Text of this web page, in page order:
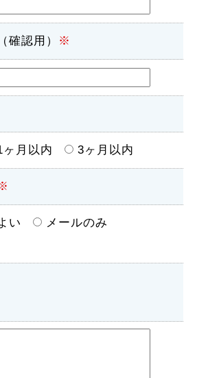
確認用） ※
ヶ月以内 3ヶ月以内
い
メールのみ